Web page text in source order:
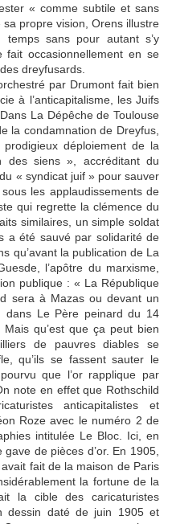
« comme subtile et sans
propre vision, Orens illustre
sans pour autant s’y
fait occasionnellement en se
dreyfusards.
par Drumont fait bien
à l’anticapitalisme, les Juifs
La Dépêche de Toulouse
la condamnation de Dreyfus,
déploiement de la
des siens », accréditant du
« syndicat juif » pour sauver
les applaudissements de
qui regrette la clémence du
similaires, un simple soldat
a été sauvé par solidarité de
qu’avant la publication de La
l’apôtre du marxisme,
publique : « La République
sera à Mazas ou devant un
dans Le Père peinard du 14
qu’est que ça peut bien
de pauvres diables se
qu’ils se fassent sauter le
que l’or rapplique par
note en effet que Rothschild
anticapitalistes et
Roze avec le numéro 2 de
intitulée Le Bloc. Ici, en
de pièces d’or. En 1905,
fait de la maison de Paris
la fortune de la
la cible des caricaturistes
dessin daté de juin 1905 et